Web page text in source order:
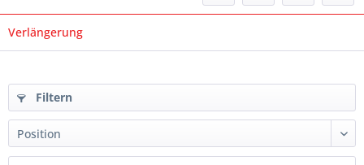
Verlängerung
Filtern